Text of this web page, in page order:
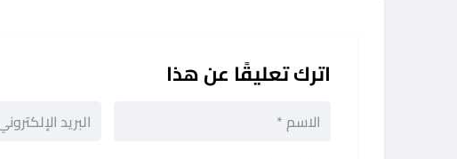
اترك تعليقًا عن هذا